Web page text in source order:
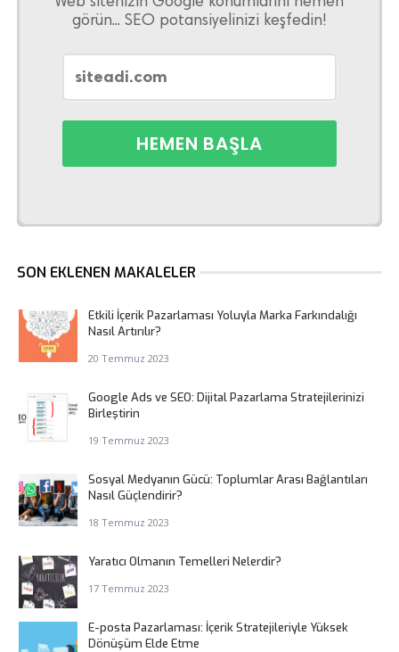
görün... SEO potansiyelinizi keşfedin!
SON EKLENEN MAKALELER
Etkili İçerik Pazarlaması Yoluyla Marka Farkındalığı
Nasıl Artırılır?
20 Temmuz 2023
Google Ads ve SEO: Dijital Pazarlama Stratejilerinizi
Birleştirin
19 Temmuz 2023
Sosyal Medyanın Gücü: Toplumlar Arası Bağlantıları
Nasıl Güçlendirir?
18 Temmuz 2023
Yaratıcı Olmanın Temelleri Nelerdir?
17 Temmuz 2023
E-posta Pazarlaması: İçerik Stratejileriyle Yüksek
Dönüşüm Elde Etme